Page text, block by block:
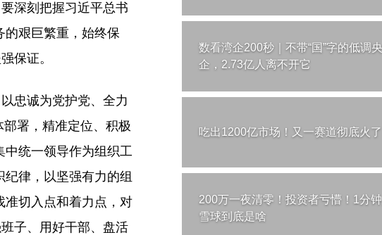
深刻把握习近平总书
的艰巨繁重，始终保
保证。
忠诚为党护党、全力
署，精准定位、积极
统一领导作为组织工
律，以坚强有力的组
准切入点和着力点，对
子、用好干部、盘活
数看湾企200秒｜不带“国”字的低调央
企，2.73亿人离不开它
吃出1200亿市场！又一赛道彻底火了
200万一夜清零！投资者亏懵！1分
雪球到底是啥